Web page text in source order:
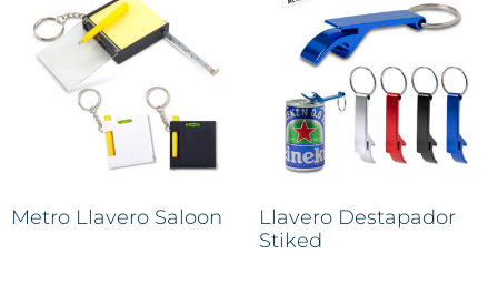
Metro Llavero Saloon
Llavero Destapador
Stiked